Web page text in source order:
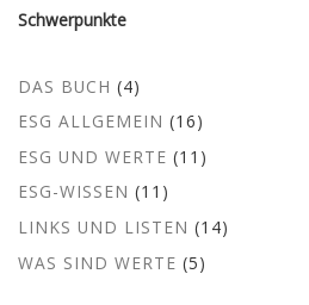
Schwerpunkte
DAS BUCH (4)
ESG ALLGEMEIN (16)
ESG UND WERTE (11)
ESG-WISSEN (11)
LINKS UND LISTEN (14)
WAS SIND WERTE (5)